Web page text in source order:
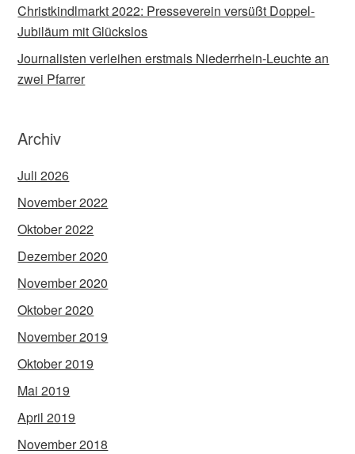
Christkindlmarkt 2022: Presseverein versüßt Doppel-
Jubiläum mit Glückslos
Journalisten verleihen erstmals Niederrhein-Leuchte an
zwei Pfarrer
Archiv
Juli 2026
November 2022
Oktober 2022
Dezember 2020
November 2020
Oktober 2020
November 2019
Oktober 2019
Mai 2019
April 2019
November 2018